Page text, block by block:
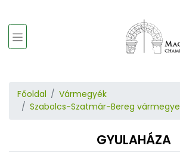
Főoldal
Vármegyék
Szabolcs-Szatmár-Bereg vármegye
GYULAHÁZA